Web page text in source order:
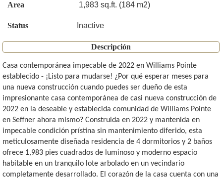
Area 1,983 sq.ft. (184 m2)
Status Inactive
Descripción
Casa contemporánea impecable de 2022 en Williams Pointe
establecido - ¡Listo para mudarse! ¿Por qué esperar meses para
una nueva construcción cuando puedes ser dueño de esta
impresionante casa contemporánea de casi nueva construcción de
2022 en la deseable y establecida comunidad de Williams Pointe
en Seffner ahora mismo? Construida en 2022 y mantenida en
impecable condición prístina sin mantenimiento diferido, esta
meticulosamente diseñada residencia de 4 dormitorios y 2 baños
ofrece 1,983 pies cuadrados de luminoso y moderno espacio
habitable en un tranquilo lote arbolado en un vecindario
completamente desarrollado. El corazón de la casa cuenta con una